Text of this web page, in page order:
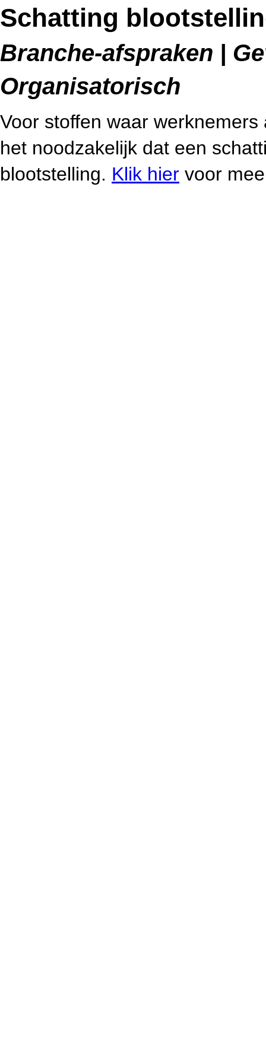
Schatting
Branche-afspraken |
Organisatorisch
Voor stoffen waar
het noodzakelijk dat een
blootstelling. Klik hier voor